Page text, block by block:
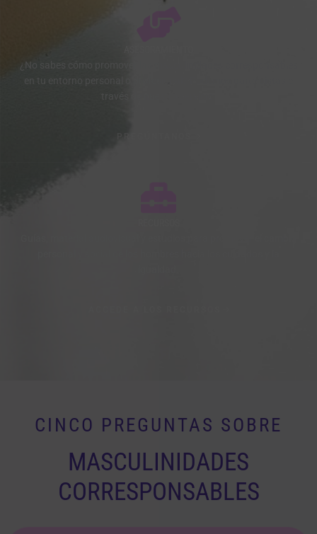
¿No sabes cómo promover las masculinidades corresponsables
CINCO PREGUNTAS SOBRE
MASCULINIDADES
CORRESPONSABLES